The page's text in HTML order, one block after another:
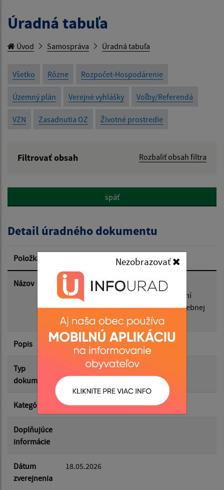
Nezobrazovať
Úradná tabuľa
Úvod Samospráva Úradná tabuľa
Všetko Rôzne Rozpočet-Hospodárenie
Územný plán Verejné vyhlášky Voľby/Referendá
VZN Zasadnutia OZ Životné prostredie
Filtrovať obsah Rozbaliť obsah filtra
Popis:
Dátum zverejnenia od:
Dátum zverejnenia do:
Filtrovať Reset
späť
Detail úradného dokumentu
Položka
Názov
Oznámenie emailovej adresy na
doručovanie oznámenia o delegovaní
člena a náhradníka do okrskovej volebnej
komisie
Popis
Typ
dokumentu
Voľby/Referendá
Kategória Referendum 2026
Doplňujúce
informácie
Dátum
zverejnenia
18.05.2026